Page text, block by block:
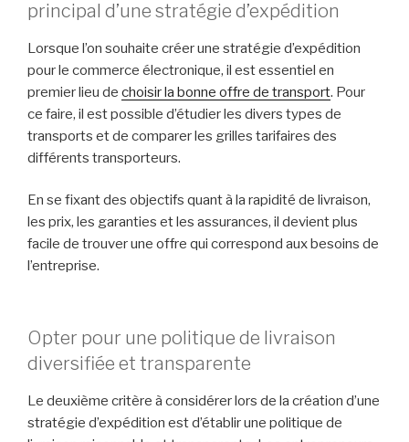
principal d’une stratégie d’expédition
Lorsque l’on souhaite créer une stratégie d’expédition
pour le commerce électronique, il est essentiel en
premier lieu de choisir la bonne offre de transport. Pour
ce faire, il est possible d’étudier les divers types de
transports et de comparer les grilles tarifaires des
différents transporteurs.
En se fixant des objectifs quant à la rapidité de livraison,
les prix, les garanties et les assurances, il devient plus
facile de trouver une offre qui correspond aux besoins de
l’entreprise.
Opter pour une politique de livraison
diversifiée et transparente
Le deuxième critère à considérer lors de la création d’une
stratégie d’expédition est d’établir une politique de